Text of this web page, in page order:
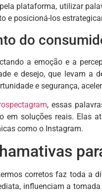
plataforma, utilizar
e posicioná-los
do
a emoção e a
e desejo, que levam a
e segurança,
, essas
soluções reais. Elas
como o Instagram.
corretos faz toda a
influenciam a